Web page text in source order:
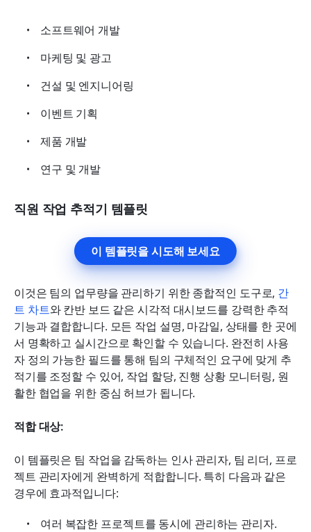
소프트웨어 개발
마케팅 및 광고
건설 및 엔지니어링
이벤트 기획
제품 개발
연구 및 개발
직원 작업 추적기 템플릿
이 템플릿을 시도해 보세요
이것은 팀의 업무량을 관리하기 위한 종합적인 도구로, 간
트 차트와 칸반 보드 같은 시각적 대시보드를 강력한 추적
기능과 결합합니다. 모든 작업 설명, 마감일, 상태를 한 곳에
서 명확하고 실시간으로 확인할 수 있습니다. 완전히 사용
자 정의 가능한 필드를 통해 팀의 구체적인 요구에 맞게 추
적기를 조정할 수 있어, 작업 할당, 진행 상황 모니터링, 원
활한 협업을 위한 중심 허브가 됩니다.
적합 대상:
이 템플릿은 팀 작업을 감독하는 인사 관리자, 팀 리더, 프로
젝트 관리자에게 완벽하게 적합합니다. 특히 다음과 같은
경우에 효과적입니다:
여러 복잡한 프로젝트를 동시에 관리하는 관리자.